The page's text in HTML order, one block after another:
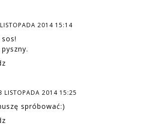
2014 15:14
LISTOPADA 2014 15:25
spróbować:)